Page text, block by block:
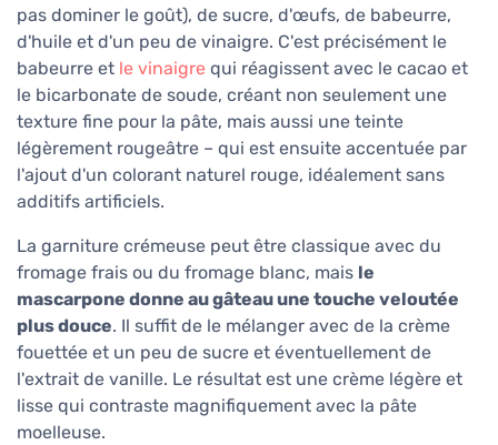
pas dominer le goût), de sucre, d'œufs, de babeurre,
d'huile et d'un peu de vinaigre. C'est précisément le
babeurre et le vinaigre qui réagissent avec le cacao et
le bicarbonate de soude, créant non seulement une
texture fine pour la pâte, mais aussi une teinte
légèrement rougeâtre – qui est ensuite accentuée par
l'ajout d'un colorant naturel rouge, idéalement sans
additifs artificiels.
La garniture crémeuse peut être classique avec du
fromage frais ou du fromage blanc, mais le
mascarpone donne au gâteau une touche veloutée
plus douce. Il suffit de le mélanger avec de la crème
fouettée et un peu de sucre et éventuellement de
l'extrait de vanille. Le résultat est une crème légère et
lisse qui contraste magnifiquement avec la pâte
moelleuse.